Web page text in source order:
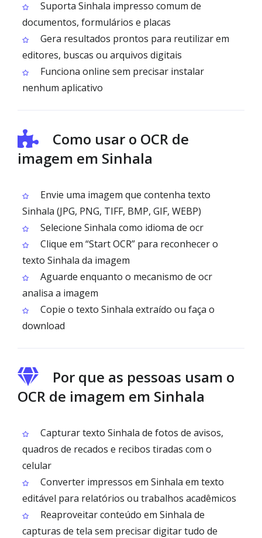
Suporta Sinhala impresso comum de
documentos, formulários e placas
Gera resultados prontos para reutilizar em
editores, buscas ou arquivos digitais
Funciona online sem precisar instalar
nenhum aplicativo
Como usar o OCR de
imagem em Sinhala
Envie uma imagem que contenha texto
Sinhala (JPG, PNG, TIFF, BMP, GIF, WEBP)
Selecione Sinhala como idioma de ocr
Clique em “Start OCR” para reconhecer o
texto Sinhala da imagem
Aguarde enquanto o mecanismo de ocr
analisa a imagem
Copie o texto Sinhala extraído ou faça o
download
Por que as pessoas usam o
OCR de imagem em Sinhala
Capturar texto Sinhala de fotos de avisos,
quadros de recados e recibos tiradas com o
celular
Converter impressos em Sinhala em texto
editável para relatórios ou trabalhos acadêmicos
Reaproveitar conteúdo em Sinhala de
capturas de tela sem precisar digitar tudo de